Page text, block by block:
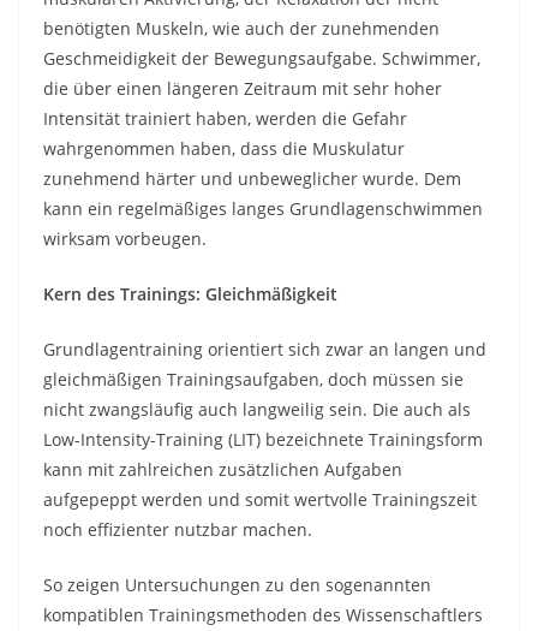
benötigten Muskeln, wie auch der zunehmenden
Geschmeidigkeit der Bewegungsaufgabe. Schwimmer,
die über einen längeren Zeitraum mit sehr hoher
Intensität trainiert haben, werden die Gefahr
wahrgenommen haben, dass die Muskulatur
zunehmend härter und unbeweglicher wurde. Dem
kann ein regelmäßiges langes Grundlagenschwimmen
wirksam vorbeugen.
Kern des Trainings: Gleichmäßigkeit
Grundlagentraining orientiert sich zwar an langen und
gleichmäßigen Trainingsaufgaben, doch müssen sie
nicht zwangsläufig auch langweilig sein. Die auch als
Low-Intensity-Training (LIT) bezeichnete Trainingsform
kann mit zahlreichen zusätzlichen Aufgaben
aufgepeppt werden und somit wertvolle Trainingszeit
noch effizienter nutzbar machen.
So zeigen Untersuchungen zu den sogenannten
kompatiblen Trainingsmethoden des Wissenschaftlers